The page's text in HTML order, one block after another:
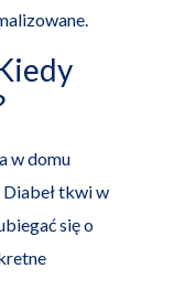
w domu
Diabeł tkwi w
się o